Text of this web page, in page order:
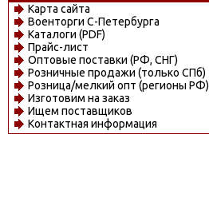
Карта сайта
Военторги С-Петербурга
Каталоги (PDF)
Прайс-лист
Оптовые поставки (РФ, СНГ)
Розничные продажи (только СПб)
Розница/мелкий опт (регионы РФ)
Изготовим на заказ
Ищем поставщиков
Контактная информация